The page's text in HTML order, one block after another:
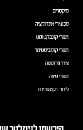
מיקסרים
מכשירי אינדוקציה
תנורי קונבקטומט
תנורי קומביסטימר
ציוד נירוסטה
תנורי פיצה
ליתר הקטגוריות